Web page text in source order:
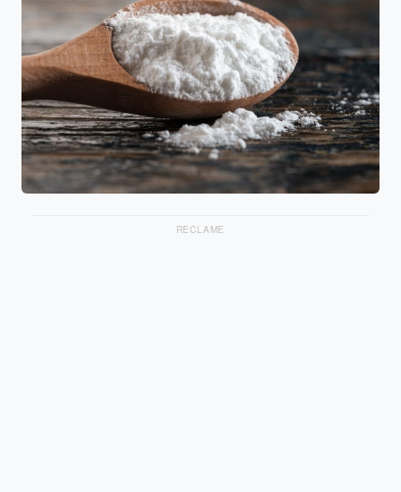
RECLAME